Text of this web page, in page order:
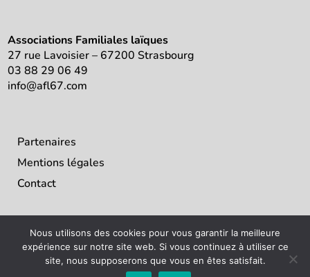
Associations Familiales laïques
27 rue Lavoisier – 67200 Strasbourg
03 88 29 06 49
info@afl67.com
Partenaires
Mentions légales
Contact
Nous utilisons des cookies pour vous garantir la meilleure
expérience sur notre site web. Si vous continuez à utiliser ce
site, nous supposerons que vous en êtes satisfait.